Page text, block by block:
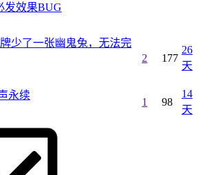
发效果BUG
少了一张幽鬼兔，无法完
2 177
26
天
永续
1 98
14
天